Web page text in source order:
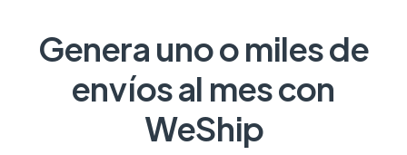
Genera uno o miles de
envíos al mes con
WeShip